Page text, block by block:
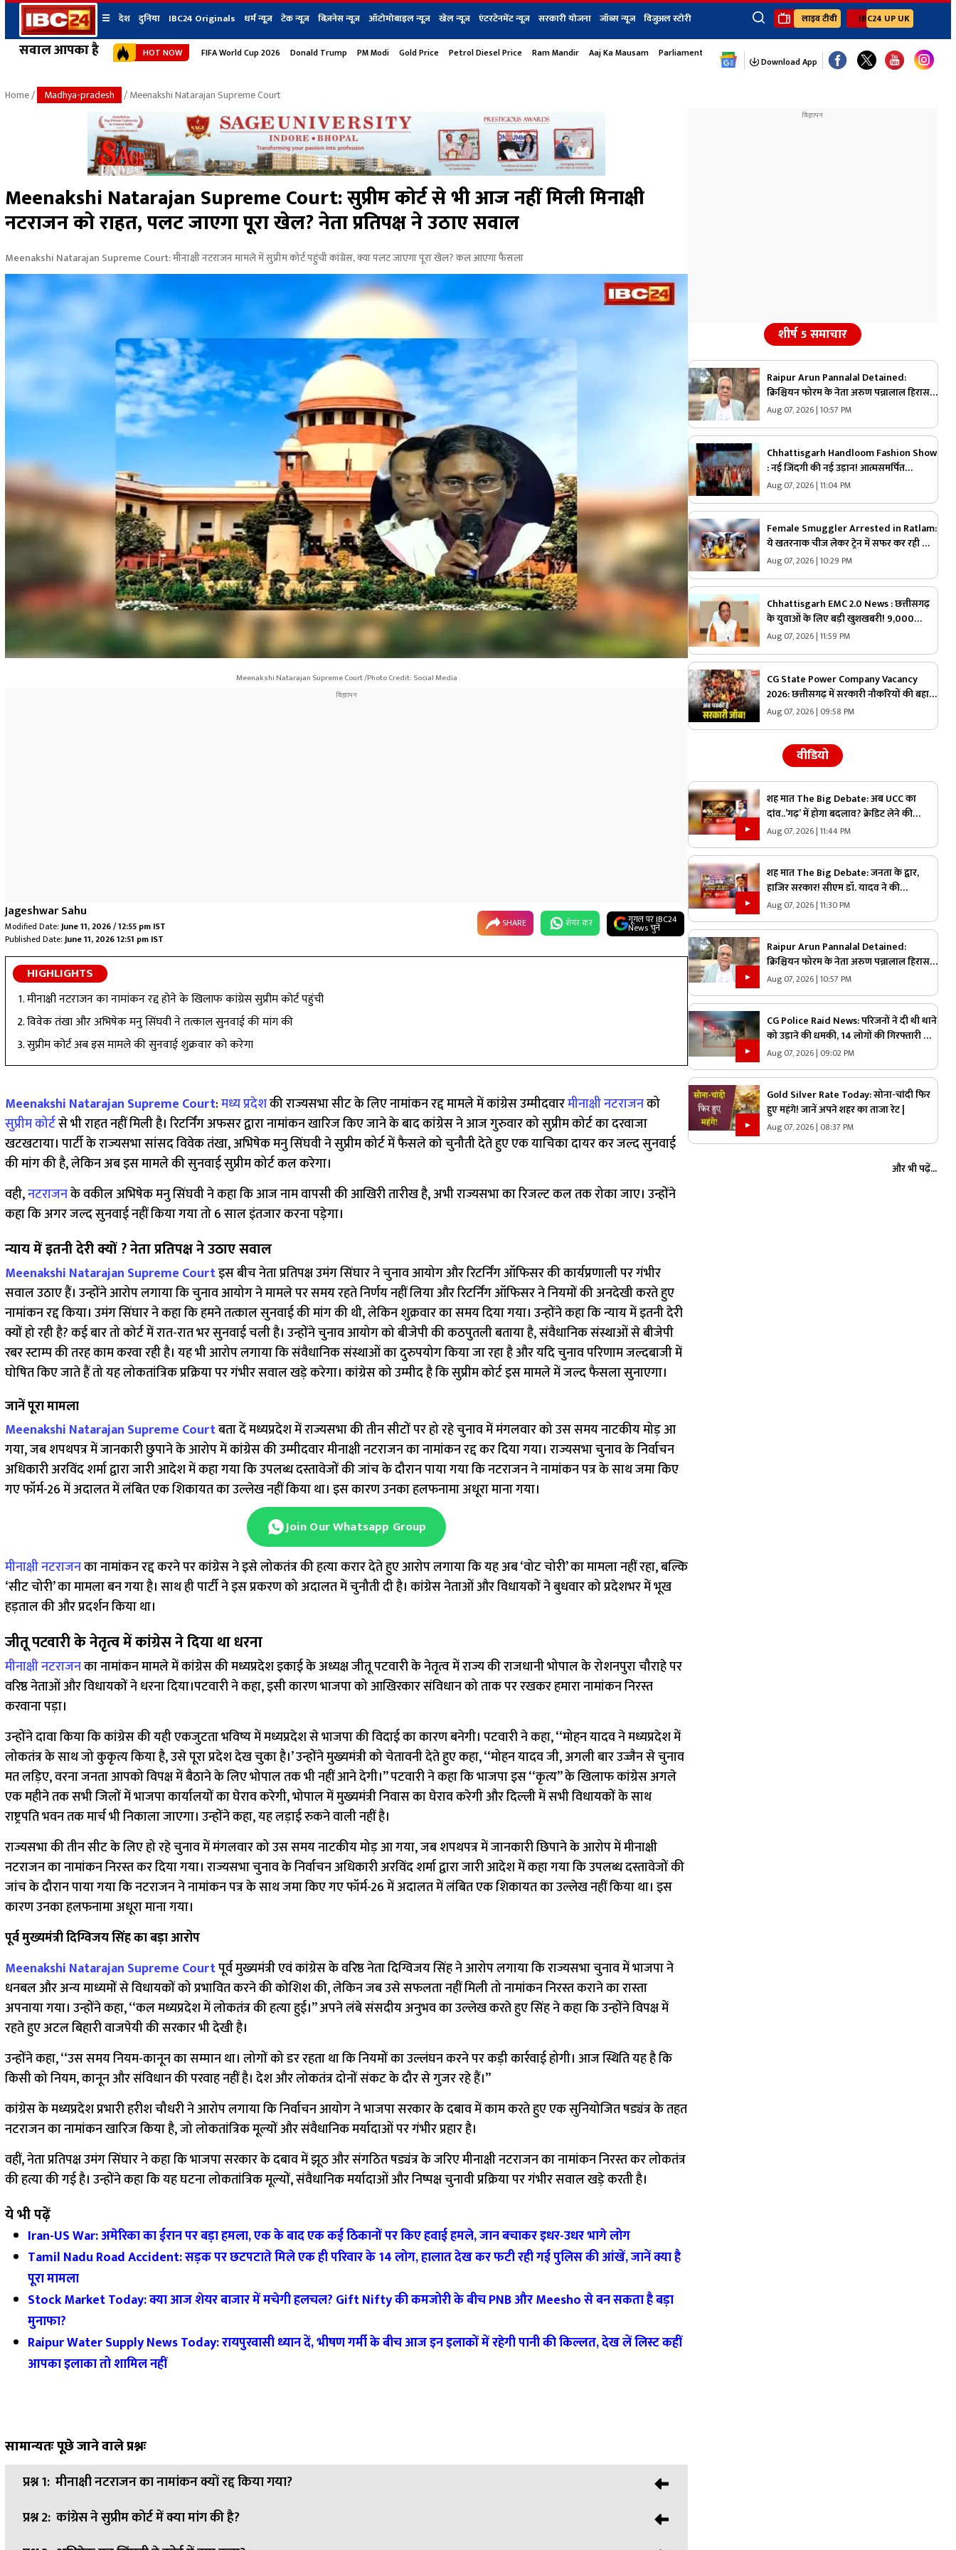
सवाल आपका है
☰ देश दुनिया IBC24 Originals धर्म न्यूज़ टेक न्यूज़ बिज़नेस न्यूज़ ऑटोमोबाइल न्यूज़ खेल न्यूज़ एंटरटेनमेंट न्यूज़ सरकारी योजना जॉब्स न्यूज विजुअल स्टोरी
×
छत्तीसगढ़ न्यूज
उत्तर प्रदेश न्यूज
बिहार न्यूज
उत्तराखंड न्यूज
हिमाचल प्रदेश न्यूज
हरियाणा न्यूज
शहर
भोपाल
जबलपुर
ग्वालियर
रायपुर
दुनिया IBC24 Originals जॉब्स न्यूज Youtube Channels
Ibc24 Jankarwan
लाइव टीवी IBC24 UP UK
HOT NOW FIFA World Cup 2026 Donald Trump PM Modi Gold Price Petrol Diesel Price Ram Mandir Aaj Ka Mausam Parliament Monsoon Session
Download App
Home/ Madhya-pradesh / Meenakshi Natarajan Supreme Court
Meenakshi Natarajan Supreme Court: सुप्रीम कोर्ट से भी आज नहीं मिली मिनाक्षी
नटराजन को राहत, पलट जाएगा पूरा खेल? नेता प्रतिपक्ष ने उठाए सवाल
Meenakshi Natarajan Supreme Court: मीनाक्षी नटराजन मामले में सुप्रीम कोर्ट पहुंची कांग्रेस, क्या पलट जाएगा पूरा खेल? कल आएगा फैसला
Meenakshi Natarajan Supreme Court /Photo Credit: Social Media
Jageshwar Sahu
Modified Date:June 11, 2026 / 12:55 pm IST
Published Date:June 11, 2026 12:51 pm IST
SHARE शेयर कर गूगल पर IBC24
News चुनें
HIGHLIGHTS
मीनाक्षी नटराजन का नामांकन रद्द होने के खिलाफ कांग्रेस सुप्रीम कोर्ट पहुंची
विवेक तंखा और अभिषेक मनु सिंघवी ने तत्काल सुनवाई की मांग की
सुप्रीम कोर्ट अब इस मामले की सुनवाई शुक्रवार को करेगा
Meenakshi Natarajan Supreme Court:मध्य प्रदेशकी राज्यसभा सीट के लिए नामांकन रद्द मामले में कांग्रेस उम्मीदवारमीनाक्षी नटराजनको
सुप्रीम कोर्टसे भी राहत नहीं मिली है। रिटर्निंग अफसर द्वारा नामांकन खारिज किए जाने के बाद कांग्रेस ने आज गुरुवार को सुप्रीम कोर्ट का दरवाजा
खटखटाया। पार्टी के राज्यसभा सांसद विवेक तंखा, अभिषेक मनु सिंघवी ने सुप्रीम कोर्ट में फैसले को चुनौती देते हुए एक याचिका दायर कर जल्द सुनवाई
की मांग की है, लेकिन अब इस मामले की सुनवाई सुप्रीम कोर्ट कल करेगा।
वही,नटराजनके वकील अभिषेक मनु सिंघवी ने कहा कि आज नाम वापसी की आखिरी तारीख है, अभी राज्यसभा का रिजल्ट कल तक रोका जाए। उन्होंने
कहा कि अगर जल्द सुनवाई नहीं किया गया तो 6 साल इंतजार करना पडे़गा।
न्याय में इतनी देरी क्यों ? नेता प्रतिपक्ष ने उठाए सवाल
Meenakshi Natarajan Supreme Courtइस बीच नेता प्रतिपक्ष उमंग सिंघार ने चुनाव आयोग और रिटर्निंग ऑफिसर की कार्यप्रणाली पर गंभीर
सवाल उठाए हैं। उन्होंने आरोप लगाया कि चुनाव आयोग ने मामले पर समय रहते निर्णय नहीं लिया और रिटर्निंग ऑफिसर ने नियमों की अनदेखी करते हुए
नामांकन रद्द किया। उमंग सिंघार ने कहा कि हमने तत्काल सुनवाई की मांग की थी, लेकिन शुक्रवार का समय दिया गया। उन्होंने कहा कि न्याय में इतनी देरी
क्यों हो रही है? कई बार तो कोर्ट में रात-रात भर सुनवाई चली है। उन्होंने चुनाव आयोग को बीजेपी की कठपुतली बताया है, संवैधानिक संस्थाओं से बीजेपी
रबर स्टाम्प की तरह काम करवा रही है। यह भी आरोप लगाया कि संवैधानिक संस्थाओं का दुरुपयोग किया जा रहा है और यदि चुनाव परिणाम जल्दबाजी में
घोषित किए जाते हैं तो यह लोकतांत्रिक प्रक्रिया पर गंभीर सवाल खड़े करेगा। कांग्रेस को उम्मीद है कि सुप्रीम कोर्ट इस मामले में जल्द फैसला सुनाएगा।
जानें पूरा मामला
Meenakshi Natarajan Supreme Courtबता दें मध्यप्रदेश में राज्यसभा की तीन सीटों पर हो रहे चुनाव में मंगलवार को उस समय नाटकीय मोड़ आ
गया, जब शपथपत्र में जानकारी छुपाने के आरोप में कांग्रेस की उम्मीदवार मीनाक्षी नटराजन का नामांकन रद्द कर दिया गया। राज्यसभा चुनाव के निर्वाचन
अधिकारी अरविंद शर्मा द्वारा जारी आदेश में कहा गया कि उपलब्ध दस्तावेजों की जांच के दौरान पाया गया कि नटराजन ने नामांकन पत्र के साथ जमा किए
गए फॉर्म-26 में अदालत में लंबित एक शिकायत का उल्लेख नहीं किया था। इस कारण उनका हलफनामा अधूरा माना गया।
Join Our Whatsapp Group
मीनाक्षी नटराजनका नामांकन रद्द करने पर कांग्रेस ने इसे लोकतंत्र की हत्या करार देते हुए आरोप लगाया कि यह अब ‘वोट चोरी’ का मामला नहीं रहा, बल्कि
‘सीट चोरी’ का मामला बन गया है। साथ ही पार्टी ने इस प्रकरण को अदालत में चुनौती दी है। कांग्रेस नेताओं और विधायकों ने बुधवार को प्रदेशभर में भूख
हड़ताल की और प्रदर्शन किया था।
जीतू पटवारी के नेतृत्व में कांग्रेस ने दिया था धरना
मीनाक्षी नटराजनका नामांकन मामले में कांग्रेस की मध्यप्रदेश इकाई के अध्यक्ष जीतू पटवारी के नेतृत्व में राज्य की राजधानी भोपाल के रोशनपुरा चौराहे पर
वरिष्ठ नेताओं और विधायकों ने धरना दिया।पटवारी ने कहा, इसी कारण भाजपा को आखिरकार संविधान को ताक पर रखकर हमारा नामांकन निरस्त
करवाना पड़ा।
उन्होंने दावा किया कि कांग्रेस की यही एकजुटता भविष्य में मध्यप्रदेश से भाजपा की विदाई का कारण बनेगी। पटवारी ने कहा, ‘‘मोहन यादव ने मध्यप्रदेश में
लोकतंत्र के साथ जो कुकृत्य किया है, उसे पूरा प्रदेश देख चुका है।’ उन्होंने मुख्यमंत्री को चेतावनी देते हुए कहा, ‘‘मोहन यादव जी, अगली बार उज्जैन से चुनाव
मत लड़िए, वरना जनता आपको विपक्ष में बैठाने के लिए भोपाल तक भी नहीं आने देगी।’’ पटवारी ने कहा कि भाजपा इस ‘‘कृत्य’’ के खिलाफ कांग्रेस अगले
एक महीने तक सभी जिलों में भाजपा कार्यालयों का घेराव करेगी, भोपाल में मुख्यमंत्री निवास का घेराव करेगी और दिल्ली में सभी विधायकों के साथ
राष्ट्रपति भवन तक मार्च भी निकाला जाएगा। उन्होंने कहा, यह लड़ाई रुकने वाली नहीं है।
राज्यसभा की तीन सीट के लिए हो रहे चुनाव में मंगलवार को उस समय नाटकीय मोड़ आ गया, जब शपथपत्र में जानकारी छिपाने के आरोप में मीनाक्षी
नटराजन का नामांकन निरस्त कर दिया गया। राज्यसभा चुनाव के निर्वाचन अधिकारी अरविंद शर्मा द्वारा जारी आदेश में कहा गया कि उपलब्ध दस्तावेजों की
जांच के दौरान पाया गया कि नटराजन ने नामांकन पत्र के साथ जमा किए गए फॉर्म-26 में अदालत में लंबित एक शिकायत का उल्लेख नहीं किया था। इस
कारण उनका हलफनामा अधूरा माना गया।
पूर्व मुख्यमंत्री दिग्विजय सिंह का बड़ा आरोप
Meenakshi Natarajan Supreme Courtपूर्व मुख्यमंत्री एवं कांग्रेस के वरिष्ठ नेता दिग्विजय सिंह ने आरोप लगाया कि राज्यसभा चुनाव में भाजपा ने
धनबल और अन्य माध्यमों से विधायकों को प्रभावित करने की कोशिश की, लेकिन जब उसे सफलता नहीं मिली तो नामांकन निरस्त कराने का रास्ता
अपनाया गया। उन्होंने कहा, ‘‘कल मध्यप्रदेश में लोकतंत्र की हत्या हुई।’’ अपने लंबे संसदीय अनुभव का उल्लेख करते हुए सिंह ने कहा कि उन्होंने विपक्ष में
रहते हुए अटल बिहारी वाजपेयी की सरकार भी देखी है।
उन्होंने कहा, ‘‘उस समय नियम-कानून का सम्मान था। लोगों को डर रहता था कि नियमों का उल्लंघन करने पर कड़ी कार्रवाई होगी। आज स्थिति यह है कि
किसी को नियम, कानून और संविधान की परवाह नहीं है। देश और लोकतंत्र दोनों संकट के दौर से गुजर रहे हैं।’’
कांग्रेस के मध्यप्रदेश प्रभारी हरीश चौधरी ने आरोप लगाया कि निर्वाचन आयोग ने भाजपा सरकार के दबाव में काम करते हुए एक सुनियोजित षड्यंत्र के तहत
नटराजन का नामांकन खारिज किया है, जो लोकतांत्रिक मूल्यों और संवैधानिक मर्यादाओं पर गंभीर प्रहार है।
वहीं, नेता प्रतिपक्ष उमंग सिंघार ने कहा कि भाजपा सरकार के दबाव में झूठ और संगठित षड्यंत्र के जरिए मीनाक्षी नटराजन का नामांकन निरस्त कर लोकतंत्र
की हत्या की गई है। उन्होंने कहा कि यह घटना लोकतांत्रिक मूल्यों, संवैधानिक मर्यादाओं और निष्पक्ष चुनावी प्रक्रिया पर गंभीर सवाल खड़े करती है।
ये भी पढ़ें
Iran-US War: अमेरिका का ईरान पर बड़ा हमला, एक के बाद एक कई ठिकानों पर किए हवाई हमले, जान बचाकर इधर-उधर भागे लोग
Tamil Nadu Road Accident: सड़क पर छटपटाते मिले एक ही परिवार के 14 लोग, हालात देख कर फटी रही गई पुलिस की आंखें, जानें क्या है
पूरा मामला
Stock Market Today: क्या आज शेयर बाजार में मचेगी हलचल? Gift Nifty की कमजोरी के बीच PNB और Meesho से बन सकता है बड़ा
मुनाफा?
Raipur Water Supply News Today: रायपुरवासी ध्यान दें, भीषण गर्मी के बीच आज इन इलाकों में रहेगी पानी की किल्लत, देख लें लिस्ट कहीं
आपका इलाका तो शामिल नहीं
सामान्यतः पूछे जाने वाले प्रश्नः
प्रश्न 1: मीनाक्षी नटराजन का नामांकन क्यों रद्द किया गया?
उत्तर:निर्वाचन अधिकारी के अनुसार फॉर्म-26 में अदालत में लंबित एक शिकायत का उल्लेख नहीं किया गया था, जिसके कारण नामांकन निरस्त किया गया।
प्रश्न 2: कांग्रेस ने सुप्रीम कोर्ट में क्या मांग की है?
शीर्ष 5 समाचार
Raipur Arun Pannalal Detained:
क्रिश्चियन फोरम के नेता अरुण पन्नालाल हिरासत
में.. कड़े सुरक्षा के बीच थाने ले गई पुलिस, जानें
Aug 07, 2026 | 10:57 PM
Chhattisgarh Handloom Fashion Show
: नई जिंदगी की नई उड़ान! आत्मसमर्पित
महिलाओं ने रैंप पर बिखेरा आत्मविश्वास, तस्वीरें
Aug 07, 2026 | 11:04 PM
Female Smuggler Arrested in Ratlam:
ये खतरनाक चीज लेकर ट्रेन में सफर कर रही थी
महिला, पुलिस ने किया गिरफ्तार, जांच में सामने
Aug 07, 2026 | 10:29 PM
Chhattisgarh EMC 2.0 News : छत्तीसगढ़
के युवाओं के लिए बड़ी खुशखबरी! 9,000
नौकरियों का रास्ता साफ, केंद्र ने दी मेगा प्रोजेक्ट
Aug 07, 2026 | 11:59 PM
CG State Power Company Vacancy
2026: छत्तीसगढ़ में सरकारी नौकरियों की बहार..
इस विभाग ने 1235 पदों पर बम्पर भर्ती, डाटा एंट्री
Aug 07, 2026 | 09:58 PM
वीडियो
शह मात The Big Debate: अब UCC का
दांव..’गढ़’ में होगा बदलाव? क्रेडिट लेने की
कोशिश में कांग्रेस, बांटने वाली राजनीति पर क्या
है सरकार का जवाब?
Aug 07, 2026 | 11:44 PM
शह मात The Big Debate: जनता के द्वार,
हाजिर सरकार! सीएम डॉ. यादव ने की
जनविश्वास अभियान की शुरुआत, जनविश्वास
मुहीम से क्या मजबूत होगी जमीनी पकड़
Aug 07, 2026 | 11:30 PM
Raipur Arun Pannalal Detained:
क्रिश्चियन फोरम के नेता अरुण पन्नालाल हिरासत
में.. कड़े सुरक्षा के बीच थाने ले गई पुलिस, जानें
क्या है आरोप
Aug 07, 2026 | 10:57 PM
CG Police Raid News: परिजनों ने दी थी थाने
को उड़ाने की धमकी, 14 लोगों की गिरफ्तारी के
बाद NSA के आरोपी के घर पुलिस ने मारा छापा,
जांच में मिली ये चौंकाने वाली चीज
Aug 07, 2026 | 09:02 PM
Gold Silver Rate Today: सोना-चांदी फिर
हुए महंगे! जानें अपने शहर का ताजा रेट |
Aug 07, 2026 | 08:37 PM
और भी पढ़ें...